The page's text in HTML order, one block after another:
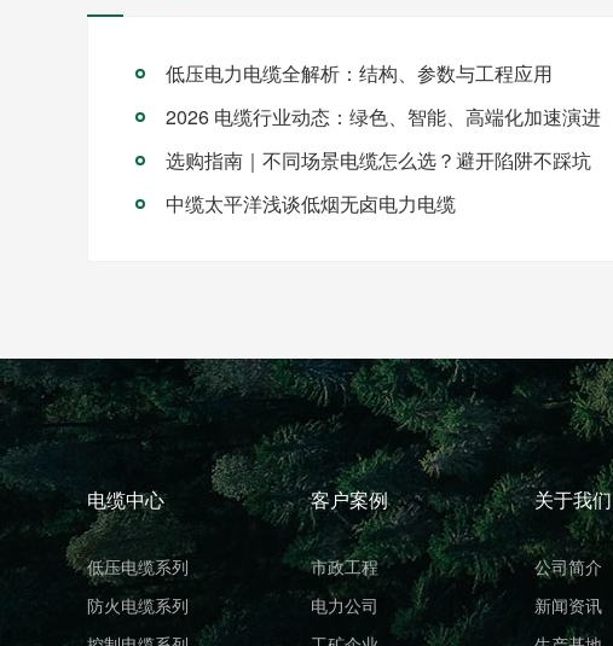
低压电力电缆全解析：结构、参数与工程应用
2026 电缆行业动态：绿色、智能、高端化加速演进
选购指南｜不同场景电缆怎么选？避开陷阱不踩坑
中缆太平洋浅谈低烟无卤电力电缆
电缆中心
低压电缆系列
防火电缆系列
客户案例
市政工程
电力公司
关于我们
公司简介
新闻资讯